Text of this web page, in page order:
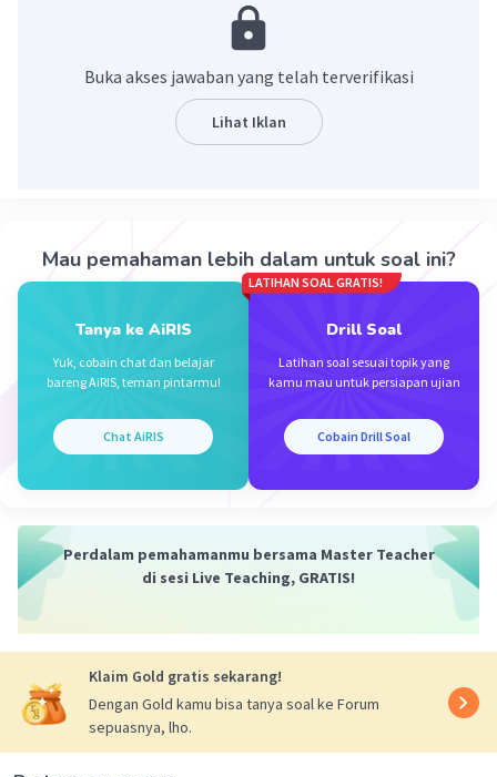
y = 6x - 8 --> gradien (m) = 6
y = 8 - 5x --> gradien (m) = -5
y = mx atau y = mx + c
Buka akses jawaban yang telah terverifikasi
Lihat Iklan
Mau pemahaman lebih dalam untuk soal ini?
Tanya ke AiRIS
Yuk, cobain chat dan belajar
bareng AiRIS, teman pintarmu!
Chat AiRIS
LATIHAN SOAL GRATIS!
Drill Soal
Latihan soal sesuai topik yang
kamu mau untuk persiapan ujian
Cobain Drill Soal
Perdalam pemahamanmu bersama Master Teacher
di sesi Live Teaching, GRATIS!
Klaim Gold gratis sekarang!
Dengan Gold kamu bisa tanya soal ke Forum
sepuasnya, lho.